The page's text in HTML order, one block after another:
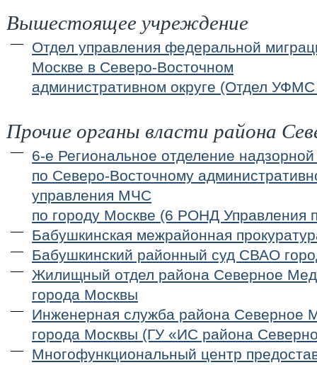
Вышестоящее учреждение
Отдел управления федеральной
Москве в Северо-Восточном
административном округе (Отдел
Прочие органы власти района
6-е Региональное отделение
по Северо-Восточному
управления МЧС
по городу Москве (6 РОНД
Бабушкинская межрайонная
Бабушкинский районный суд СВАО
Жилищный отдел района Северное
города Москвы
Инженерная служба района Северное
города Москвы (ГУ «ИС района
Многофункциональный центр